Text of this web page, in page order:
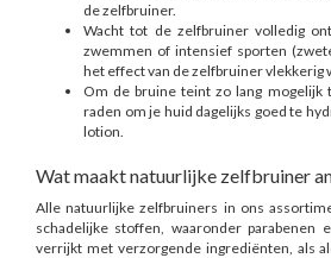
de zelfbruiner.
Wacht tot de zelfbruiner volledig
zwemmen of intensief sporten
het effect van de zelfbruiner vlekkerig
Om de bruine teint zo lang mogelijk
raden om je huid dagelijks goed te
lotion.
Wat maakt natuurlijke zelfbruiner
Alle natuurlijke zelfbruiners in ons
schadelijke stoffen, waaronder parabenen
verrijkt met verzorgende ingrediënten, als